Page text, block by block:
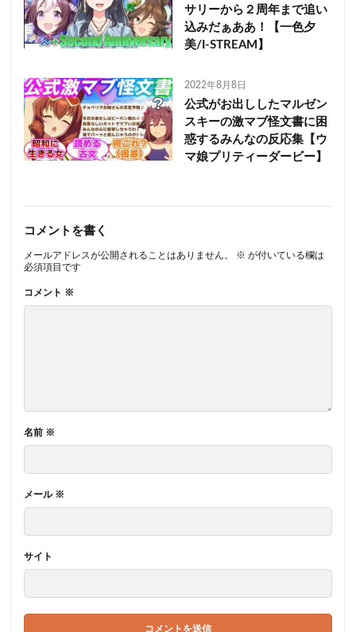
サリーから２周年まで追い
込みだぁああ！【一色夕
美/I-STREAM】
2022年8月8日
公式がお出ししたマルゼン
スキーの激マブ怪文書に困
惑するみんなの反応集【ウ
マ娘プリティーダービー】
コメントを書く
メールアドレスが公開されることはありません。 ※ が付いている欄は
必須項目です
コメント ※
名前 ※
メール ※
サイト